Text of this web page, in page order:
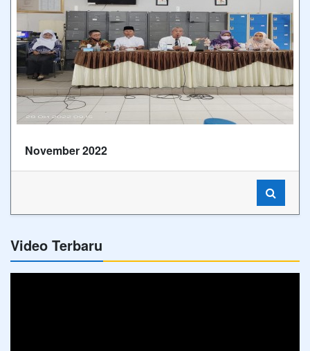
November 2022
Video Terbaru